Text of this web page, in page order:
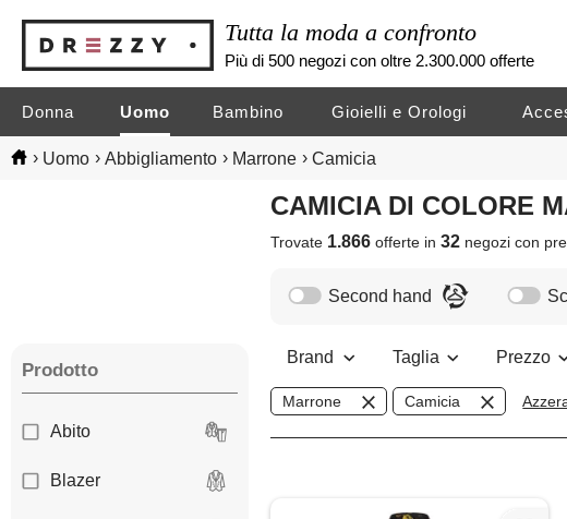
Tutta la moda a confronto
Più di 500 negozi con oltre 2.300.000 offerte
Donna Uomo Bambino Gioielli e Orologi
› Uomo › Abbigliamento › Marrone › Camicia
CAMICIA DI COLORE
Trovate 1.866 offerte in32 negozicon
Prodotto
Abito
Blazer
Second hand
Brand Taglia Prezzo
Marrone Camicia